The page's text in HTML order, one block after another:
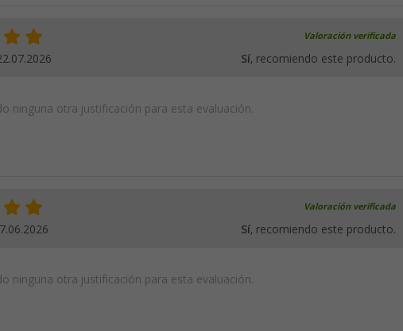
Valoración verificada
Sí, recomiendo este producto.
ninguna otra justificación para esta evaluación.
Valoración verificada
Sí, recomiendo este producto.
ninguna otra justificación para esta evaluación.